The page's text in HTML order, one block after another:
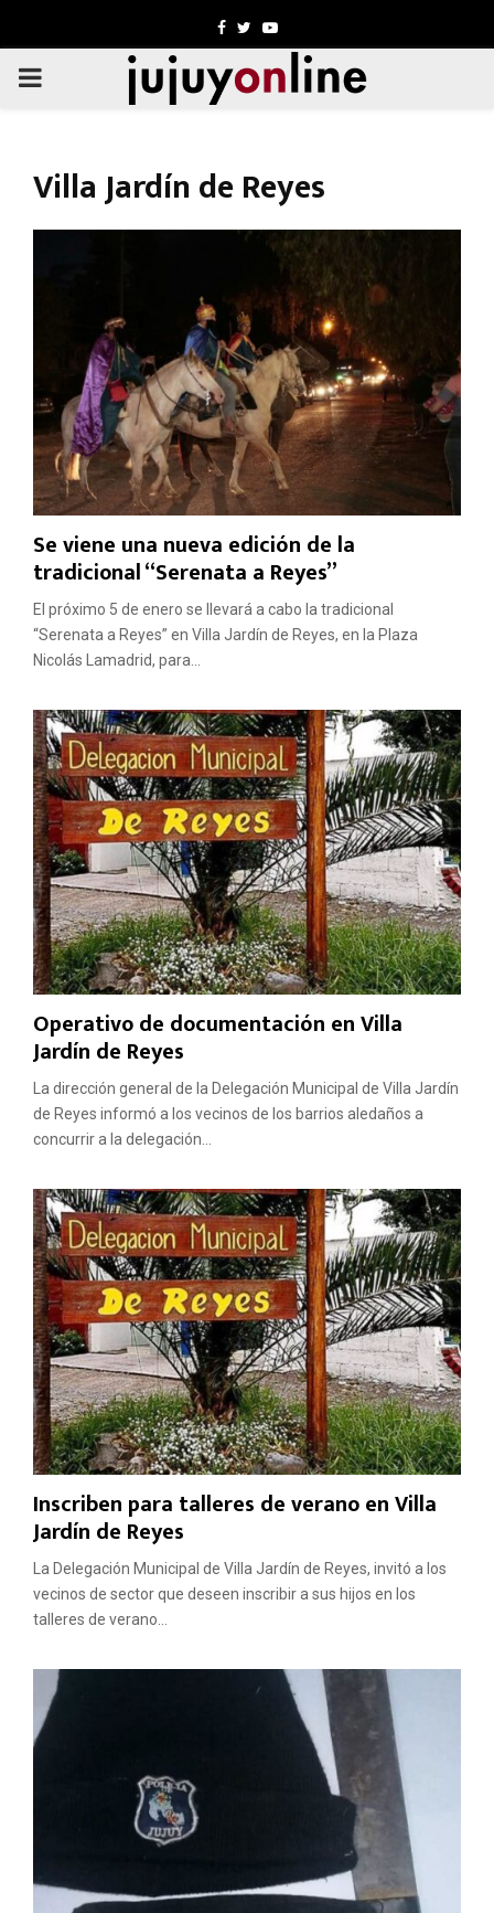
Facebook
TwitterYoutube
PRIMARY
Villa Jardín de Reyes
Se viene una nueva edición de la
tradicional “Serenata a Reyes”
El próximo 5 de enero se llevará a cabo la tradicional
“Serenata a Reyes” en Villa Jardín de Reyes, en la Plaza
Nicolás Lamadrid, para...
Operativo de documentación en Villa
Jardín de Reyes
La dirección general de la Delegación Municipal de Villa Jardín
de Reyes informó a los vecinos de los barrios aledaños a
concurrir a la delegación...
Inscriben para talleres de verano en Villa
Jardín de Reyes
La Delegación Municipal de Villa Jardín de Reyes, invitó a los
vecinos de sector que deseen inscribir a sus hijos en los
talleres de verano...